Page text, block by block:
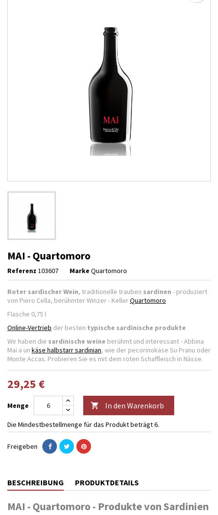
MAI - Quartomoro
Referenz 103607 Marke Quartomoro
Roter sardischer Wein, traditionelle trauben sardinen - produziert
von Piero Cella, berühmter Winzer - KellerQuartomoro
Flasche 0,75 l
Online-Vertrieb der besten typische sardinische produkte
Wir haben die sardinische weine berühmt und interessant - Abbina
Mai a un käse halbstarr sardinian, wie der pecorinokäse Su Pranu oder
Monte Accas. Probieren Sie es mit dem roten Schaffleisch in Nässe.
29,25 €
Menge  In den Warenkorb
Die Mindestbestellmenge für das Produkt beträgt 6.
Freigeben
BESCHREIBUNG PRODUKTDETAILS
MAI - Quartomoro - Produkte von Sardinien